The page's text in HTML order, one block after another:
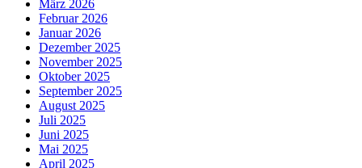
März 2026
Februar 2026
Januar 2026
Dezember 2025
November 2025
Oktober 2025
September 2025
August 2025
Juli 2025
Juni 2025
Mai 2025
April 2025